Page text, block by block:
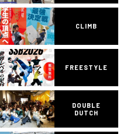
CLIMB
FREESTYLE
DOUBLE
DUTCH